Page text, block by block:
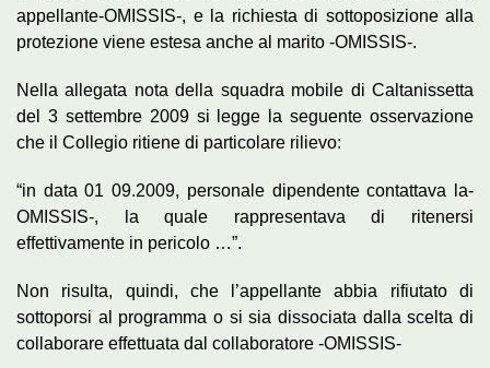
appellante-OMISSIS-, e la richiesta di sottoposizione alla
protezione viene estesa anche al marito -OMISSIS-.
Nella allegata nota della squadra mobile di Caltanissetta
del 3 settembre 2009 si legge la seguente osservazione
che il Collegio ritiene di particolare rilievo:
“in data 01 09.2009, personale dipendente contattava la-
OMISSIS-, la quale rappresentava di ritenersi
effettivamente in pericolo …”.
Non risulta, quindi, che l’appellante abbia rifiutato di
sottoporsi al programma o si sia dissociata dalla scelta di
collaborare effettuata dal collaboratore -OMISSIS-